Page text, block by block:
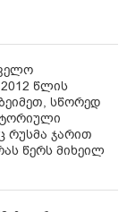
წლის
სწორედ
რუსმა ჯარით
წერს მიხეილ